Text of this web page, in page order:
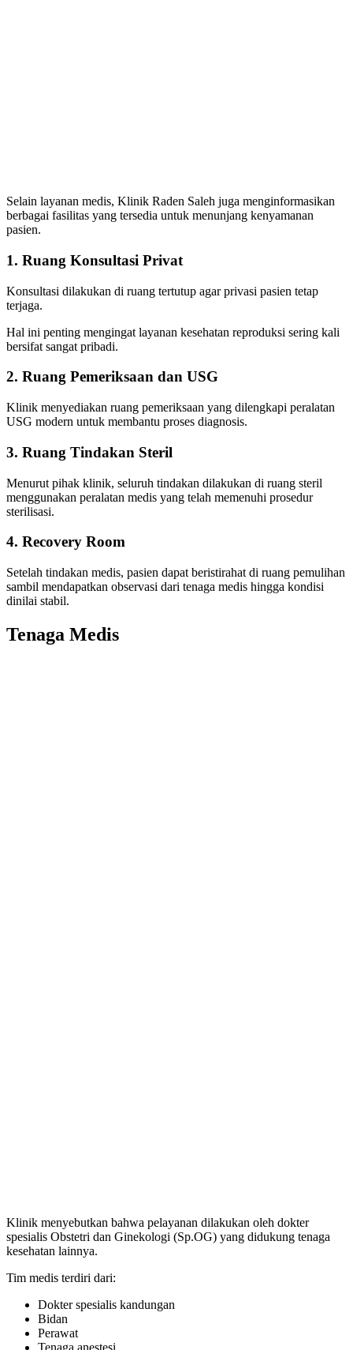
Selain layanan medis, Klinik Raden Saleh juga menginformasikan
berbagai fasilitas yang tersedia untuk menunjang kenyamanan
pasien.
1. Ruang Konsultasi Privat
Konsultasi dilakukan di ruang tertutup agar privasi pasien tetap
terjaga.
Hal ini penting mengingat layanan kesehatan reproduksi sering kali
bersifat sangat pribadi.
2. Ruang Pemeriksaan dan USG
Klinik menyediakan ruang pemeriksaan yang dilengkapi peralatan
USG modern untuk membantu proses diagnosis.
3. Ruang Tindakan Steril
Menurut pihak klinik, seluruh tindakan dilakukan di ruang steril
menggunakan peralatan medis yang telah memenuhi prosedur
sterilisasi.
4. Recovery Room
Setelah tindakan medis, pasien dapat beristirahat di ruang pemulihan
sambil mendapatkan observasi dari tenaga medis hingga kondisi
dinilai stabil.
Tenaga Medis
Klinik menyebutkan bahwa pelayanan dilakukan oleh dokter
spesialis Obstetri dan Ginekologi (Sp.OG) yang didukung tenaga
kesehatan lainnya.
Tim medis terdiri dari:
Dokter spesialis kandungan
Bidan
Perawat
Tenaga anestesi